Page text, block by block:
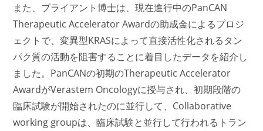
また、ブライアント博士は、現在進行中のPanCAN
Therapeutic Accelerator Awardの助成金によるプロジ
ェクトで、変異型KRASによって直接活性化されるタン
パク質の活動を阻害することに着目したデータを紹介し
ました。PanCANの初期のTherapeutic Accelerator
AwardがVerastem Oncologyに授与され、初期段階の
臨床試験が開始されたのに並行して、Collaborative
working groupは、臨床試験と並行して行われるトラン